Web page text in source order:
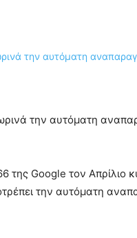
την αυτόματη
της Google τον Απρίλιο
την αυτόματη